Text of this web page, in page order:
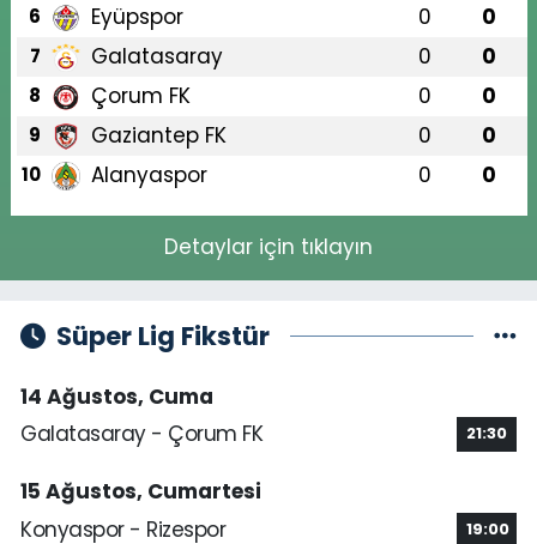
6 Eyüpspor 0 0
7 Galatasaray 0 0
8 Çorum FK 0 0
9 Gaziantep FK 0 0
10 Alanyaspor 0 0
Detaylar için tıklayın
Süper Lig Fikstür
14 Ağustos, Cuma
Galatasaray - Çorum FK
21:30
15 Ağustos, Cumartesi
Konyaspor - Rizespor
19:00